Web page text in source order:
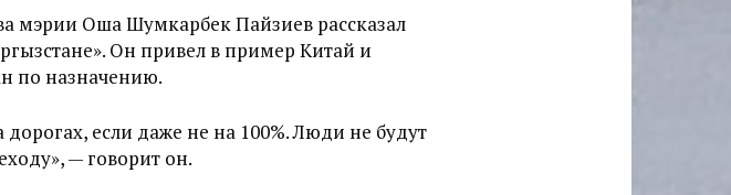
мэрии Оша Шумкарбек Пайзиев рассказал
Он привел в пример Китай и
по назначению.
дорогах, если даже не на 100%. Люди не будут
— говорит он.